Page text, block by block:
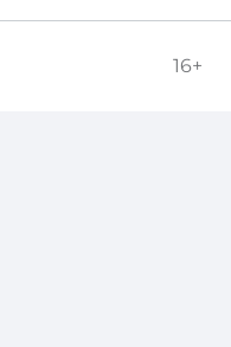
16+